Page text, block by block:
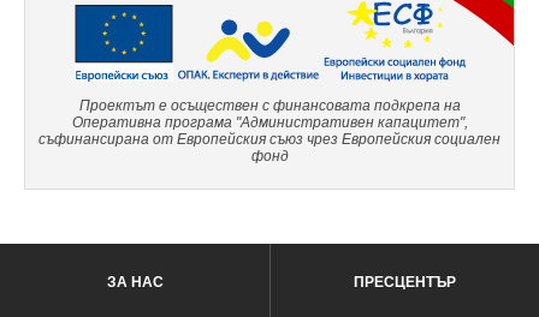
Проектът е осъществен с финансовата подкрепа на
Оперативна програма "Административен капацитет",
съфинансирана от Европейския съюз чрез Европейския социален
фонд
ЗА НАС ПРЕСЦЕНТЪР